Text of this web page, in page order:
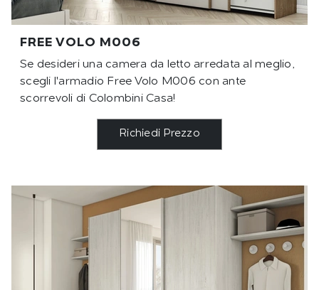
FREE VOLO M006
Se desideri una camera da letto arredata al meglio,
scegli l'armadio Free Volo M006 con ante
scorrevoli di Colombini Casa!
Richiedi Prezzo